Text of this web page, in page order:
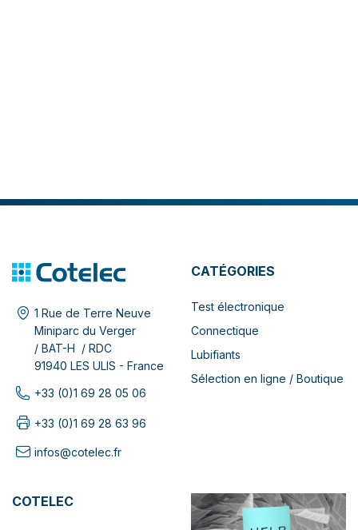
1 Rue de Terre Neuve
Miniparc du Verger
/ BAT-H / RDC
91940 LES ULIS - France
+33 (0)1 69 28 05 06
+33 (0)1 69 28 63 96
infos@cotelec.fr
CATÉGORIES
Test électronique
Connectique
Lubifiants
Sélection en ligne / Boutique
COTELEC